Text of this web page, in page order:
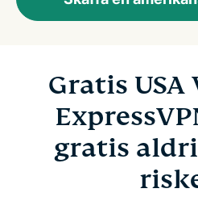
Gratis USA
gratis